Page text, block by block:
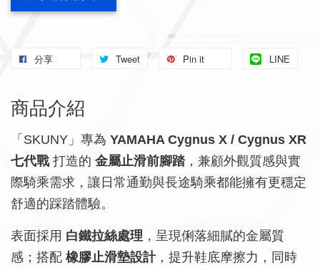
分享 Tweet Pin it LINE
商品介紹
「SKUNY」專為 YAMAHA Cygnus X / Cygnus XR
七代戰打造的 金屬止滑前腳踏，兼顧外觀質感與實
際騎乘需求，讓日常通勤與長途騎乘都能擁有更穩定
舒適的踩踏體驗。
表面採用 白鐵拉絲處理 ，呈現俐落細膩的金屬質
感；搭配 橡膠止滑墊設計，提升鞋底摩擦力，同時